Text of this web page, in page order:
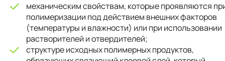
механическим свойствам, которые проявляются
полимеризации под действием внешних факторов
(температуры и влажности) или при использовании
растворителей и отвердителей;
структуре исходных полимерных продуктов,